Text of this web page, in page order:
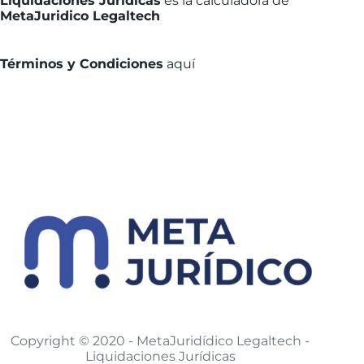
MetaJuridico Legaltech
Términos y Condiciones aquí
Copyright © 2020 - MetaJuridídico Legaltech -
Liquidaciones Jurídicas